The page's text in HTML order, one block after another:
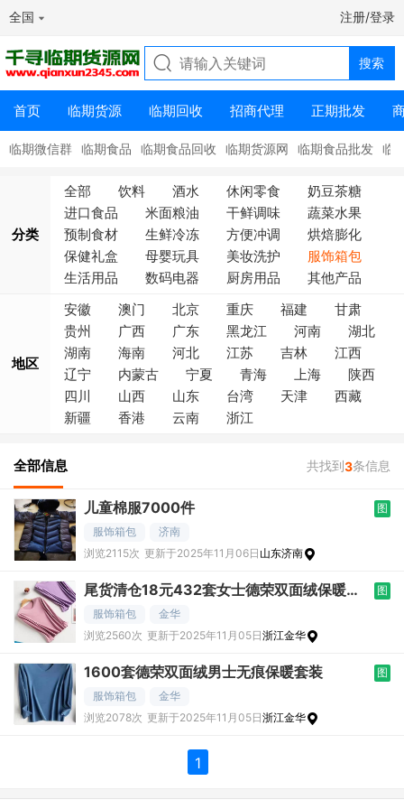
全国 注册/登录
首页 临期货源 临期回收 招商代理 正期批发
临期微信群 临期食品 临期食品回收 临期货源网 临期食品批发 临
分类
全部 饮料 酒水 休闲零食
奶豆茶糖
进口食品
米面粮油 干鲜调味
蔬菜水果
预制食材
生鲜冷冻 方便冲调
烘焙膨化
保健礼盒
母婴玩具 美妆洗护
服饰箱包
生活用品
数码电器 厨房用品 其他产品
地区
安徽 澳门 北京 重庆 福建
甘肃
贵州
广西 广东 黑龙江 河南
湖北
湖南
海南 河北 江苏 吉林
江西
辽宁
内蒙古 宁夏 青海 上海
陕西
四川
山西 山东 台湾 天津
西藏
新疆
香港 云南 浙江
全部信息 共找到3条信息
儿童棉服7000件
图
服饰箱包
济南
浏览2115次 更新于2025年11月06日 山东济南
尾货清仓18元432套女士德荣双面绒保暖套
装
图
服饰箱包
金华
浏览2560次 更新于2025年11月05日浙江金华
1600套德荣双面绒男士无痕保暖套装
图
服饰箱包
金华
浏览2078次 更新于2025年11月05日浙江金华
1